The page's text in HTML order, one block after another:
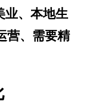
业、本地生
营、需要精